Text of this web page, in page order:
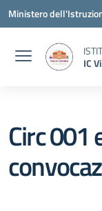
Vai ai contenuti
Vai al menu di
Vai al footer
Ministero
IC
Circ 001